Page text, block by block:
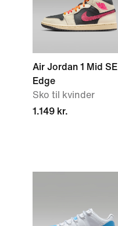
Air Jordan 1 Mid SE
Edge
Sko til kvinder
1.149 kr.